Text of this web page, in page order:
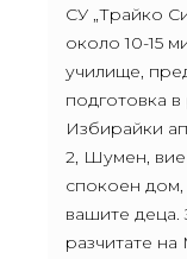
СУ „Трайко
около 10-15
училище,
подготовка
Избирайки
2, Шумен, вие
спокоен
вашите
разчитате